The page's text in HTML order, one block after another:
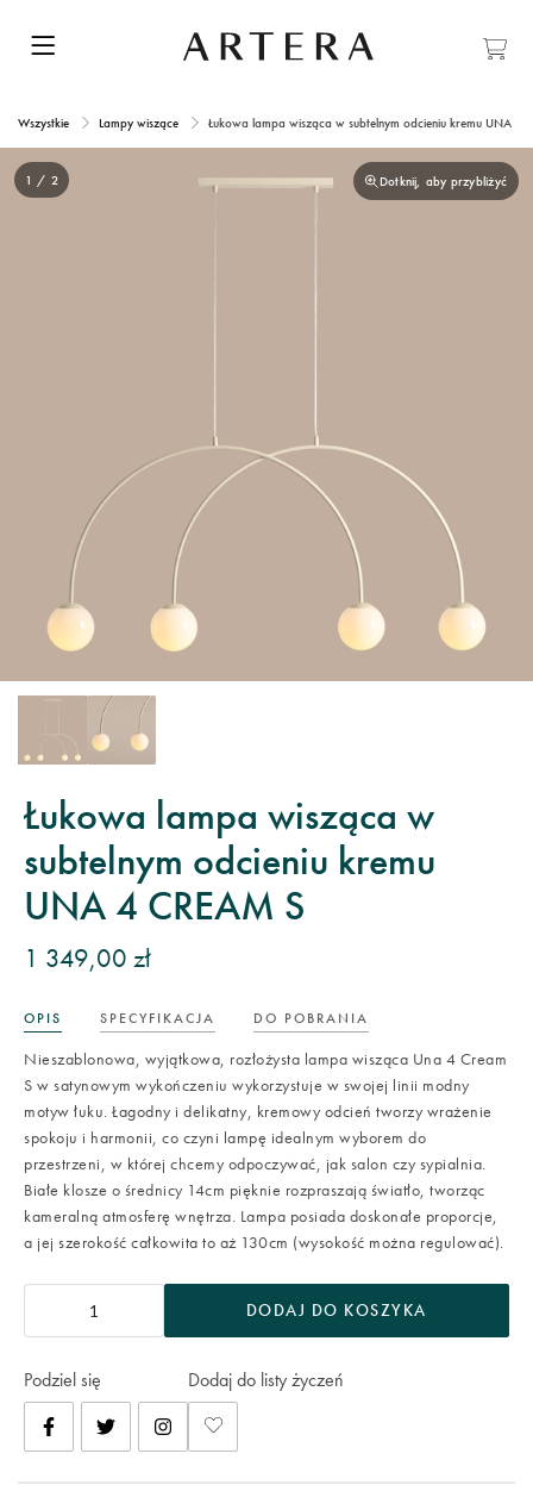
Wszystkie Lampy wiszące Łukowa lampa wisząca w subtelnym odcieniu kremu UNA 4
Dotknij, aby przybliżyć
1 / 2
Łukowa lampa wisząca w
subtelnym odcieniu kremu
UNA 4 CREAM S
1 349,00 zł
OPIS SPECYFIKACJA DO POBRANIA
Nieszablonowa, wyjątkowa, rozłożysta lampa wisząca Una 4 Cream
S w satynowym wykończeniu wykorzystuje w swojej linii modny
motyw łuku. Łagodny i delikatny, kremowy odcień tworzy wrażenie
spokoju i harmonii, co czyni lampę idealnym wyborem do
przestrzeni, w której chcemy odpoczywać, jak salon czy sypialnia.
Białe klosze o średnicy 14cm pięknie rozpraszają światło, tworząc
kameralną atmosferę wnętrza. Lampa posiada doskonałe proporcje,
a jej szerokość całkowita to aż 130cm (wysokość można regulować).
DODAJ DO KOSZYKA
Podziel się Dodaj do listy życzeń